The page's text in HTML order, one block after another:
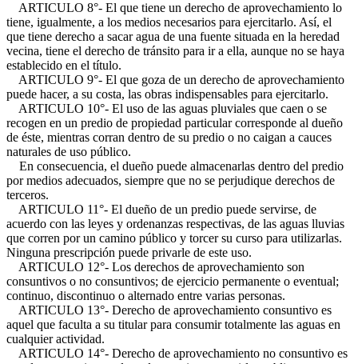
ARTICULO 8°- El que tiene un derecho de aprovechamiento lo
tiene, igualmente, a los medios necesarios para ejercitarlo. Así, el
que tiene derecho a sacar agua de una fuente situada en la heredad
vecina, tiene el derecho de tránsito para ir a ella, aunque no se haya
establecido en el título.
ARTICULO 9°- El que goza de un derecho de aprovechamiento
puede hacer, a su costa, las obras indispensables para ejercitarlo.
ARTICULO 10°- El uso de las aguas pluviales que caen o se
recogen en un predio de propiedad particular corresponde al dueño
de éste, mientras corran dentro de su predio o no caigan a cauces
naturales de uso público.
En consecuencia, el dueño puede almacenarlas dentro del predio
por medios adecuados, siempre que no se perjudique derechos de
terceros.
ARTICULO 11°- El dueño de un predio puede servirse, de
acuerdo con las leyes y ordenanzas respectivas, de las aguas lluvias
que corren por un camino público y torcer su curso para utilizarlas.
Ninguna prescripción puede privarle de este uso.
ARTICULO 12°- Los derechos de aprovechamiento son
consuntivos o no consuntivos; de ejercicio permanente o eventual;
continuo, discontinuo o alternado entre varias personas.
ARTICULO 13°- Derecho de aprovechamiento consuntivo es
aquel que faculta a su titular para consumir totalmente las aguas en
cualquier actividad.
ARTICULO 14°- Derecho de aprovechamiento no consuntivo es